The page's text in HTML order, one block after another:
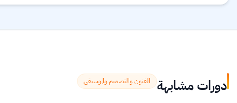
دورات مشابهة الفنون والتصميم والموسيقى